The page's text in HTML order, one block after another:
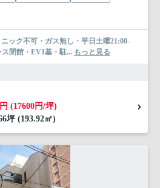
ック不可・ガス無し・平日土曜21:00-
閉館・EV1基・駐... もっと見る
(17600円/坪)
坪 (193.92㎡)